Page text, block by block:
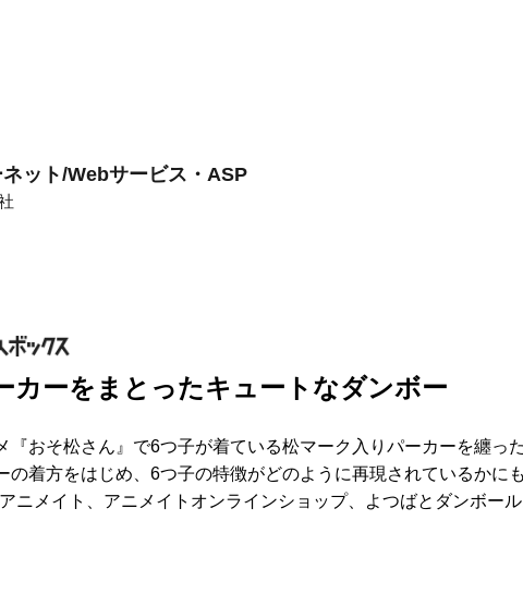
ット/Webサービス・ASP
カーをまとったキュートなダンボー
『おそ松さん』で6つ子が着ている松マーク入りパーカーを纏っ
の着方をはじめ、6つ子の特徴がどのように再現されているかに
ニメイト、アニメイトオンラインショップ、よつばとダンボー